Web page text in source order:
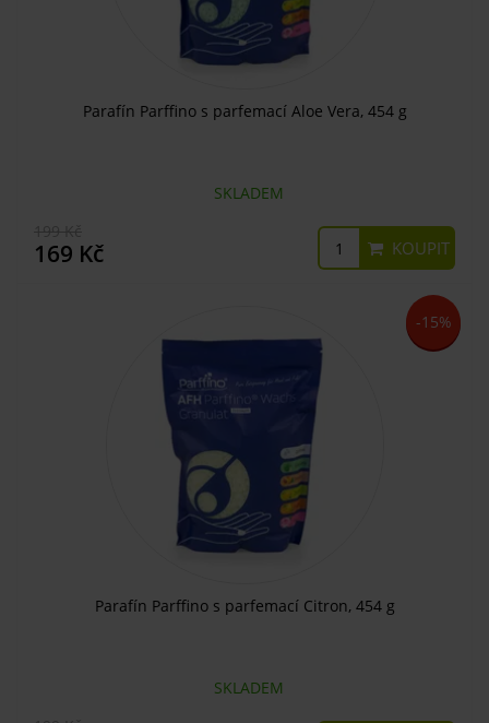
Parafín Parffino s parfemací Aloe Vera, 454 g
SKLADEM
169 Kč KOUPIT
-15%
Parafín Parffino s parfemací Citron, 454 g
SKLADEM